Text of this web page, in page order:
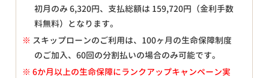
初月のみ6,320円、支払総額は 159,720円（金利手数
料無料）となります。
※ スキップローンのご利用は、100ヶ月の生命保障制度
のご加入、60回の分割払いの場合のみ可能です。
※ 6か月以上の生命保障にランクアップキャンペーン実